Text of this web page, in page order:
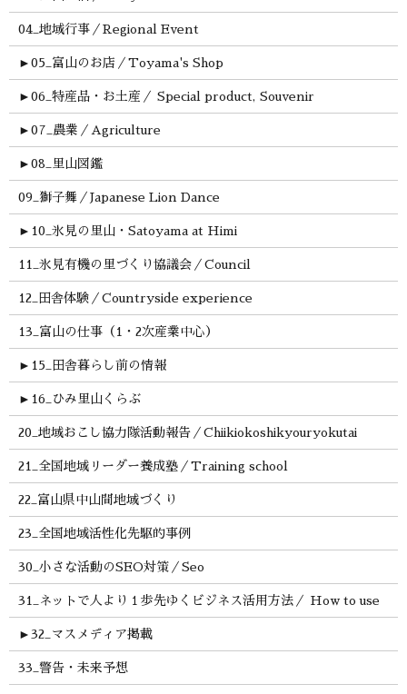
04_地域行事／Regional Event
► 05_富山のお店／Toyama's Shop
► 06_特産品・お土産／ Special product, Souvenir
► 07_農業／Agriculture
► 08_里山図鑑
09_獅子舞／Japanese Lion Dance
► 10_氷見の里山・Satoyama at Himi
11_氷見有機の里づくり協議会／Council
12_田舎体験／Countryside experience
13_富山の仕事（1・2次産業中心）
► 15_田舎暮らし前の情報
► 16_ひみ里山くらぶ
20_地域おこし協力隊活動報告／Chiikiokoshikyouryokutai
21_全国地域リーダー養成塾／Training school
22_富山県中山間地域づくり
23_全国地域活性化先駆的事例
30_小さな活動のSEO対策／Seo
31_ネットで人より１歩先ゆくビジネス活用方法／ How to use
► 32_マスメディア掲載
33_警告・未来予想